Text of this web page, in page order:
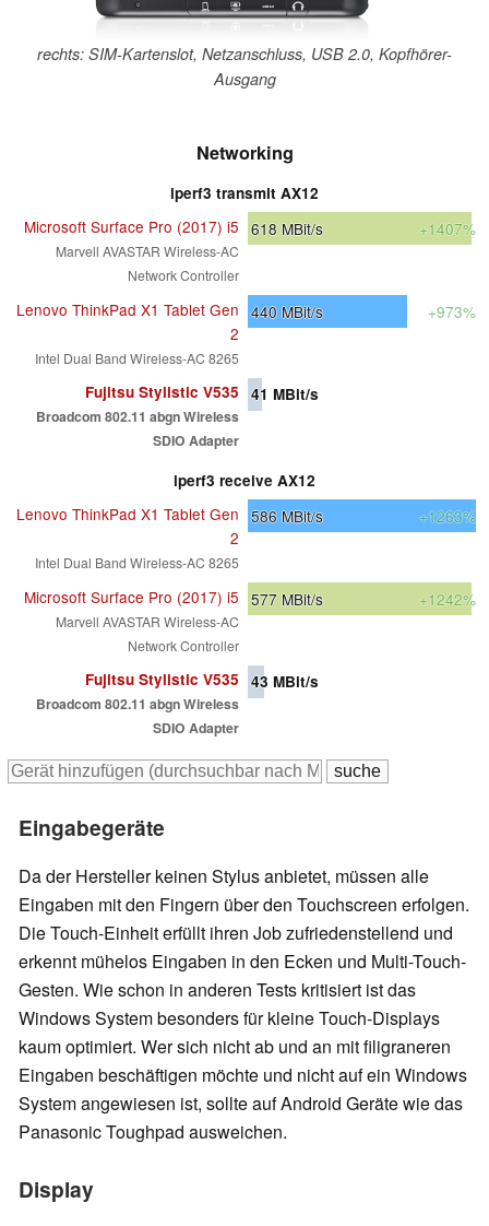
rechts: SIM-Kartenslot, Netzanschluss, USB 2.0, Kopfhörer-
Ausgang
Networking
iperf3 transmit AX12
Microsoft Surface Pro (2017) i5
Marvell AVASTAR Wireless-AC
Network Controller
618 MBit/s +1407%
Lenovo ThinkPad X1 Tablet Gen
2
Intel Dual Band Wireless-AC 8265
440 MBit/s +973%
Fujitsu Stylistic V535
Broadcom 802.11 abgn Wireless
SDIO Adapter
41 MBit/s
iperf3 receive AX12
Lenovo ThinkPad X1 Tablet Gen
2
Intel Dual Band Wireless-AC 8265
586 MBit/s +1263%
Microsoft Surface Pro (2017) i5
Marvell AVASTAR Wireless-AC
Network Controller
577 MBit/s +1242%
Fujitsu Stylistic V535
Broadcom 802.11 abgn Wireless
SDIO Adapter
43 MBit/s
Eingabegeräte
Da der Hersteller keinen Stylus anbietet, müssen alle
Eingaben mit den Fingern über den Touchscreen erfolgen.
Die Touch-Einheit erfüllt ihren Job zufriedenstellend und
erkennt mühelos Eingaben in den Ecken und Multi-Touch-
Gesten. Wie schon in anderen Tests kritisiert ist das
Windows System besonders für kleine Touch-Displays
kaum optimiert. Wer sich nicht ab und an mit filigraneren
Eingaben beschäftigen möchte und nicht auf ein Windows
System angewiesen ist, sollte auf Android Geräte wie das
Panasonic Toughpad ausweichen.
Display